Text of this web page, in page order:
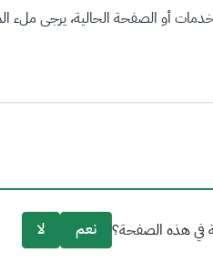
أو الصفحة الحالية، يرجى ملء
في هذه الصفحة؟ نعم لا